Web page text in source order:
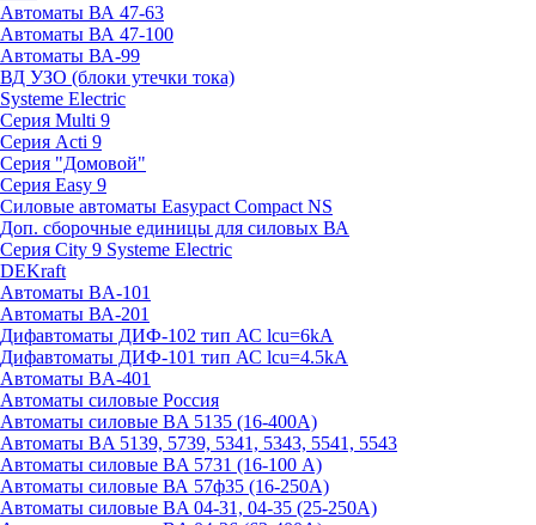
Автоматы ВА 47-63
Автоматы ВА 47-100
Автоматы ВА-99
ВД УЗО (блоки утечки тока)
Systeme Electric
Серия Multi 9
Серия Acti 9
Серия "Домовой"
Серия Easy 9
Силовые автоматы Easypact Compact NS
Доп. сборочные единицы для силовых ВА
Серия City 9 Systeme Electric
DEKraft
Автоматы BA-101
Автоматы ВА-201
Дифавтоматы ДИФ-102 тип АС lcu=6kA
Дифавтоматы ДИФ-101 тип АС lcu=4.5kA
Автоматы BA-401
Автоматы силовые Россия
Автоматы силовые BA 5135 (16-400А)
Автоматы BA 5139, 5739, 5341, 5343, 5541, 5543
Автоматы силовые BA 5731 (16-100 А)
Автоматы силовые ВА 57ф35 (16-250А)
Автоматы силовые BA 04-31, 04-35 (25-250А)